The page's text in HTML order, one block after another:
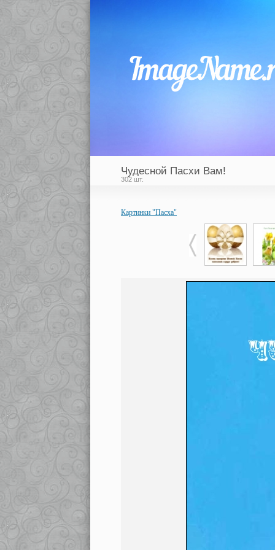
Чудесной Пасхи Вам!
302 шт.
Картинки "Пасха"